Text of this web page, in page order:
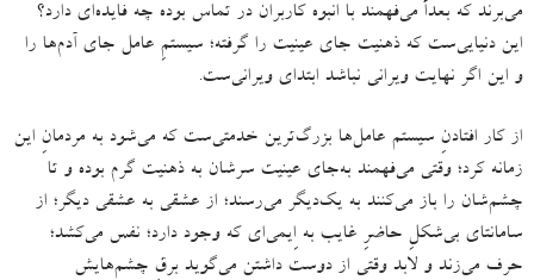
می‌برند که بعداً می‌فهمند با انبوه کاربران در تماس بوده چه فایده‌ای دارد؟
این دنیایی‌ست که ذهنیت جای عینیت را گرفته؛ سیستمِ عامل جای آدم‌ها را
و این اگر نهایت ویرانی نباشد ابتدای ویرانی‌ست.
از کار افتادنِ سیستم عامل‌ها بزرگ‌ترین خدمتی‌ست که می‌شود به مردمانِ این
زمانه کرد؛ وقتی می‌فهمند به‌جای عینیت سرشان به ذهنیت گرم بوده و تا
چشم‌شان را باز می‌کنند به یک‌دیگر می‌رسند؛ از عشقی به عشقی دیگر؛ از
سامانتای بی‌شکلِ حاضرِ غایب به اِیمی‌ای که وجود دارد؛ نفس می‌کشد؛
حرف می‌زند و لابد وقتی از دوست داشتن می‌گوید برقِ چشم‌هایش